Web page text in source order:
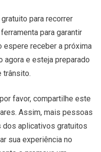
para recorrer
para garantir
espere receber a próxima
agora e esteja preparado
trânsito.
favor, compartilhe este
Assim, mais pessoas
aplicativos gratuitos
sua experiência no